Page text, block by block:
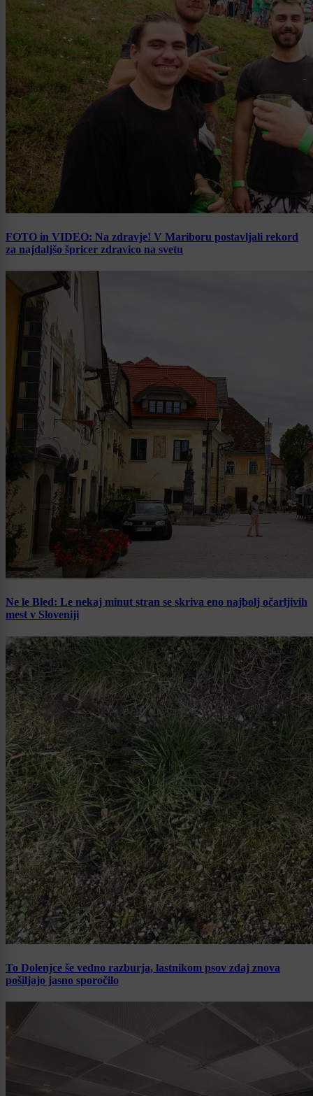
FOTO in VIDEO: Na zdravje! V Mariboru postavljali rekord
za najdaljšo špricer zdravico na svetu
Ne le Bled: Le nekaj minut stran se skriva eno najbolj očarljivih
mest v Sloveniji
To Dolenjce še vedno razburja, lastnikom psov zdaj znova
pošiljajo jasno sporočilo